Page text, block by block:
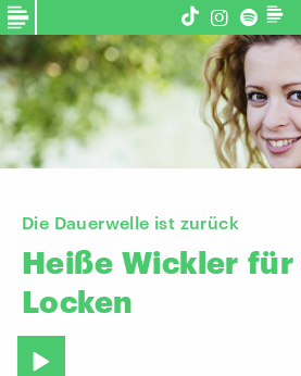
Die Dauerwelle ist zurück
Heiße Wickler für
Locken